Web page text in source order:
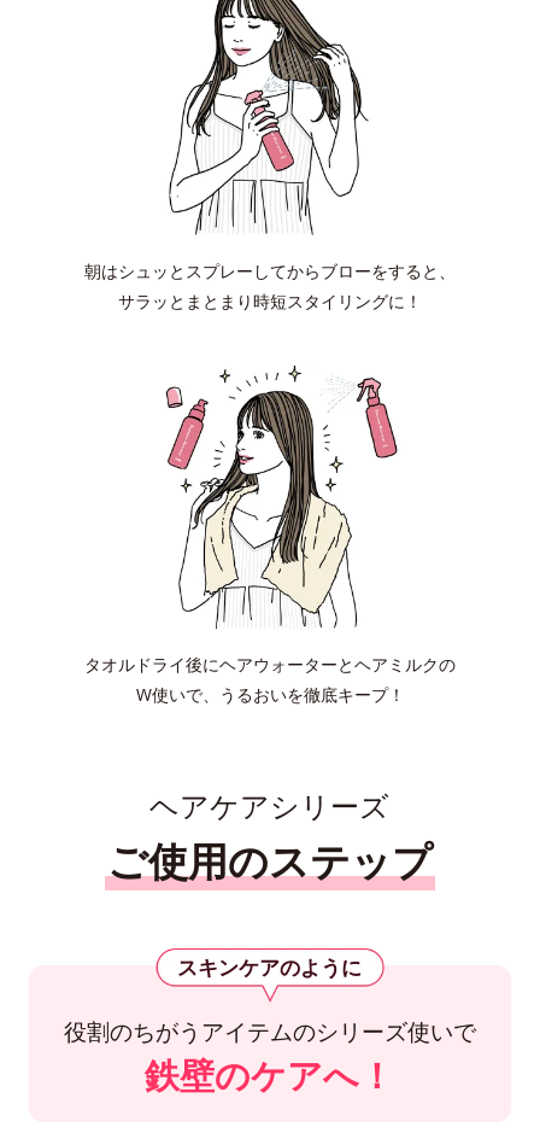
朝はシュッとスプレーしてからブローをすると、
サラッとまとまり時短スタイリングに！
タオルドライ後にヘアウォーターとヘアミルクの
W使いで、うるおいを徹底キープ！
ヘアケアシリーズ
ご使用のステップ
スキンケアのように
役割のちがうアイテムのシリーズ使いで
鉄壁のケアへ！